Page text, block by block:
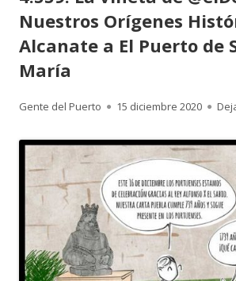
Nuestros Orígenes
Alcanate a El Puerto de
María
Autor
Gente del Puerto
Publicado
15 diciembre 2020